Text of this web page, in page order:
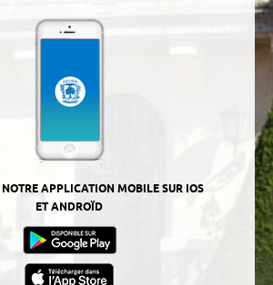
NOTRE APPLICATION MOBILE SUR IOS
ET ANDROÏD